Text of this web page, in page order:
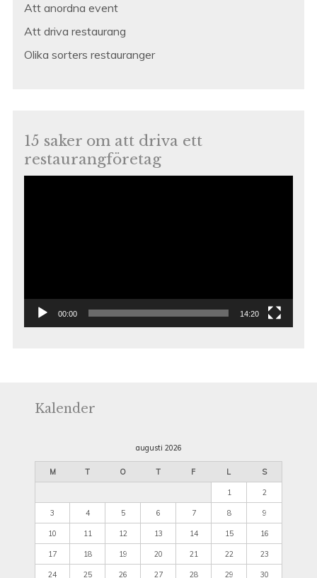
Att anordna event
Att driva restaurang
Olika sorters restauranger
15 saker om att driva ett
restaurangföretag
00:00 14:20
Kalender
augusti 2026
M T O T F L S
1 2
3 4 5 6 7 8 9
10 11 12 13 14 15 16
17 18 19 20 21 22 23
24 25 26 27 28 29 30